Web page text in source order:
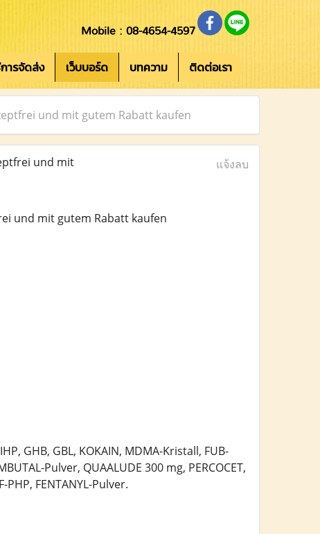
Mobile : 08-4654-4597
ารจัดส่ง เว็บบอร์ด บทความ ติดต่อเรา
und mit gutem Rabatt kaufen
und mit
แจ้งลบ
und mit gutem Rabatt kaufen
GHB, GBL, KOKAIN, MDMA-Kristall, FUB-
Pulver, QUAALUDE 300 mg, PERCOCET,
PHP, FENTANYL-Pulver.